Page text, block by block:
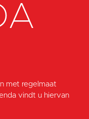
met regelmaat
vindt u hiervan